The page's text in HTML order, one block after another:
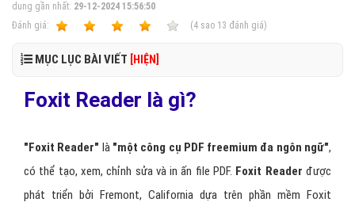
dung gần nhất: 29-12-2024 15:56:50
Ðánh giá:
(4 sao 13 đánh giá)
MỤC LỤC BÀI VIẾT [HIỆN]
Foxit Reader là gì?
"Foxit Reader" là"một công cụ PDF freemium đa ngôn ngữ",
có thể tạo, xem, chỉnh sửa và in ấn file PDF. Foxit Reader được
phát triển bởi Fremont, California dựa trên phần mềm Foxit